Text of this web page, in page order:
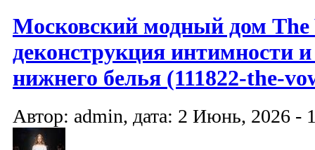
Московский модный дом The
деконструкция интимности и
нижнего белья (111822-the-
Автор: admin, дата: 2 Июнь, 2026 -